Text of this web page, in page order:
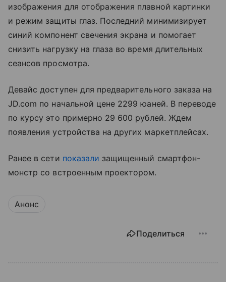
изображения для отображения плавной картинки
и режим защиты глаз. Последний минимизирует
синий компонент свечения экрана и помогает
снизить нагрузку на глаза во время длительных
сеансов просмотра.
Девайс доступен для предварительного заказа на
JD.com по начальной цене 2299 юаней. В переводе
по курсу это примерно 29 600 рублей. Ждем
появления устройства на других маркетплейсах.
Ранее в сети показали защищенный смартфон-
монстр со встроенным проектором.
Анонс
Поделиться